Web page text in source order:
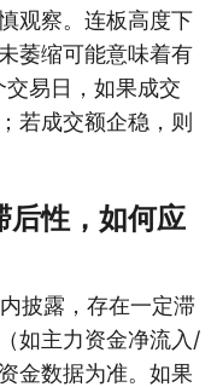
观察。连板高度下
萎缩可能意味着有
易日，如果成交
若成交额企稳，则
后性，如何应
披露，存在一定滞
如主力资金净流入/
金数据为准。如果